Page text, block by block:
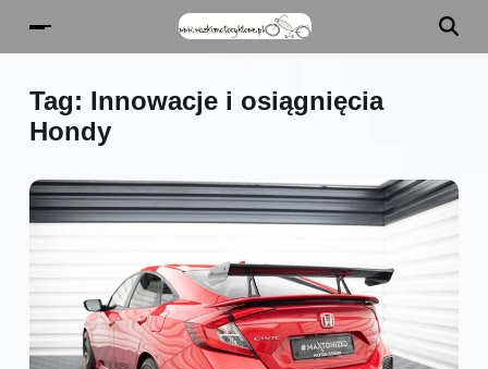
Tag: Innowacje i osiągnięcia
Hondy